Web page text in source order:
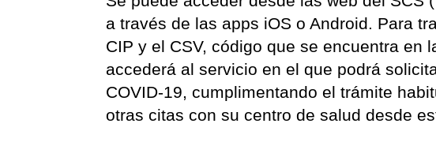
a través de las apps iOS o Android. Para
CIP y el CSV, código que se encuentra en
accederá al servicio en el que podrá
COVID-19, cumplimentando el trámite
otras citas con su centro de salud desde